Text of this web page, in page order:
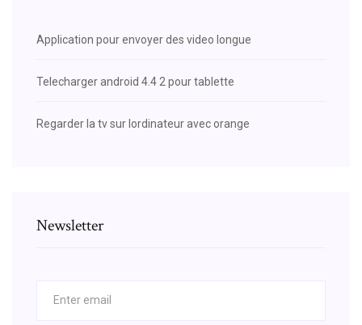
Application pour envoyer des video longue
Telecharger android 4.4 2 pour tablette
Regarder la tv sur lordinateur avec orange
Newsletter